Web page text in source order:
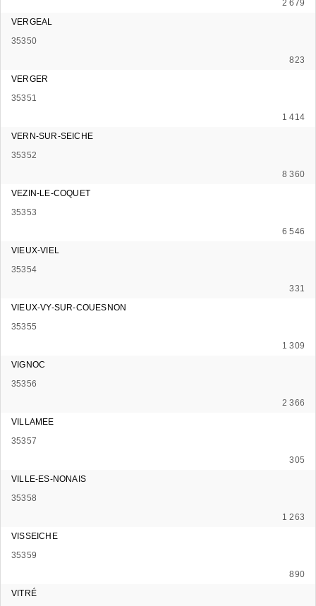
2 679
VERGEAL
35350
823
VERGER
35351
1 414
VERN-SUR-SEICHE
35352
8 360
VEZIN-LE-COQUET
35353
6 546
VIEUX-VIEL
35354
331
VIEUX-VY-SUR-COUESNON
35355
1 309
VIGNOC
35356
2 366
VILLAMEE
35357
305
VILLE-ES-NONAIS
35358
1 263
VISSEICHE
35359
890
VITRÉ